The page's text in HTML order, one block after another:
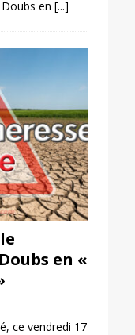
en [...]
en «
ce vendredi 17